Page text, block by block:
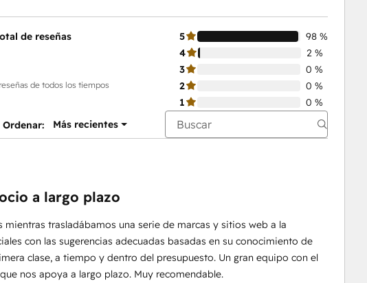
de reseñas
de todos los tiempos
5
98 %
4
2 %
3
0 %
2
0 %
1
0 %
Ordenar: Más recientes
a largo plazo
trasladábamos una serie de marcas y sitios web a la
con las sugerencias adecuadas basadas en su conocimiento de
clase, a tiempo y dentro del presupuesto. Un gran equipo con el
nos apoya a largo plazo. Muy recomendable.